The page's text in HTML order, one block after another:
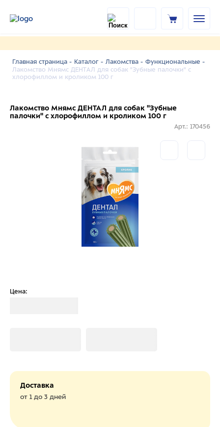
Главная страница - Каталог - Лакомства - Функциональные -
Лакомство Мнямс ДЕНТАЛ для собак "Зубные палочки" с
хлорофиллом и кроликом 100 г
Лакомство Мнямс ДЕНТАЛ для собак "Зубные
палочки" с хлорофиллом и кроликом 100 г
Арт.: 170456
Цена:
Доставка
от 1 до 3 дней